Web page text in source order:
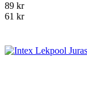
89 kr
61 kr